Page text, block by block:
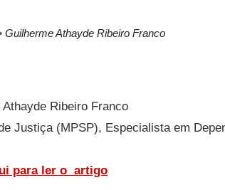
Guilherme Athayde Ribeiro Franco
Athayde Ribeiro Franco
Justiça (MPSP), Especialista em
para ler o artigo